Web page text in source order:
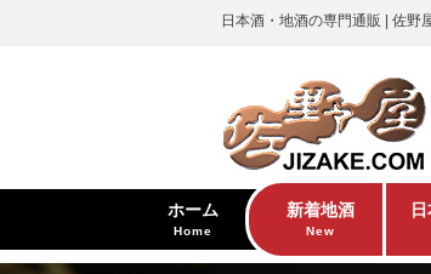
日本酒・地酒の専門通販 | 佐野
ホーム
Home
新着地酒
New